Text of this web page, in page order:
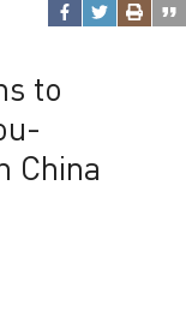
to
China